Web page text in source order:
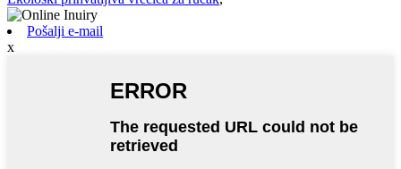
Pošalji e-mail
x